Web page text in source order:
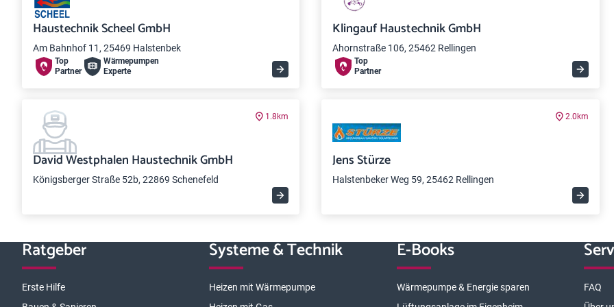
Haustechnik Scheel GmbH
Am Bahnhof 11, 25469 Halstenbek
Top
Partner
Wärme­pumpen
Experte
Klingauf Haustechnik GmbH
Ahornstraße 106, 25462 Rellingen
Top
Partner
1.8km
David Westphalen Haustechnik GmbH
Königsberger Straße 52b, 22869 Schenefeld
2.0km
Jens Stürze
Halstenbeker Weg 59, 25462 Rellingen
Ratgeber
Erste Hilfe
Systeme & Technik
Heizen mit Wärmepumpe
E-Books
Wärmepumpe & Energie sparen
FAQ